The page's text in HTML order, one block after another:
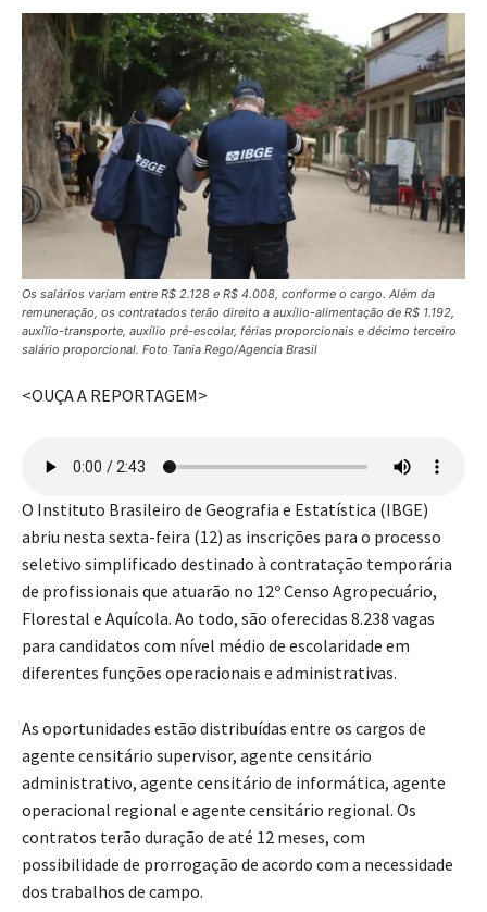
Os salários variam entre R$ 2.128 e R$ 4.008, conforme o cargo. Além da
remuneração, os contratados terão direito a auxílio-alimentação de R$ 1.192,
auxílio-transporte, auxílio pré-escolar, férias proporcionais e décimo terceiro
salário proporcional. Foto Tania Rego/Agencia Brasil
<OUÇA A REPORTAGEM>
O Instituto Brasileiro de Geografia e Estatística (IBGE)
abriu nesta sexta-feira (12) as inscrições para o processo
seletivo simplificado destinado à contratação temporária
de profissionais que atuarão no 12º Censo Agropecuário,
Florestal e Aquícola. Ao todo, são oferecidas 8.238 vagas
para candidatos com nível médio de escolaridade em
diferentes funções operacionais e administrativas.
As oportunidades estão distribuídas entre os cargos de
agente censitário supervisor, agente censitário
administrativo, agente censitário de informática, agente
operacional regional e agente censitário regional. Os
contratos terão duração de até 12 meses, com
possibilidade de prorrogação de acordo com a necessidade
dos trabalhos de campo.